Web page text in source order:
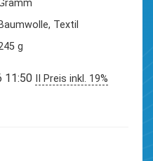
‎Baumwolle, Textil
g
11:50
II Preis inkl. 19%